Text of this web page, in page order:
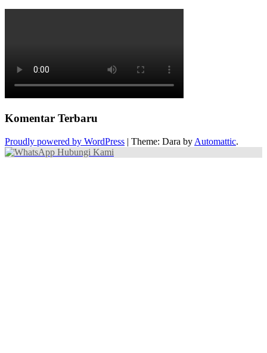
Komentar Terbaru
Proudly powered by WordPress | Theme: Dara by Automattic.
Hubungi Kami